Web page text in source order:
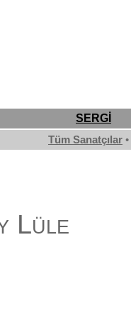
SERGİ
Tüm Sanatçılar •
Lüle